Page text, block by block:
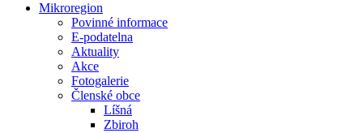
Mikroregion
Povinné informace
E-podatelna
Aktuality
Akce
Fotogalerie
Členské obce
Líšná
Zbiroh